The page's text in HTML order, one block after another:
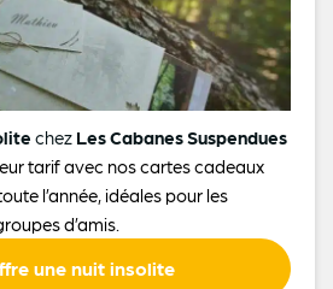
chez Les Cabanes Suspendues
tarif avec nos cartes cadeaux
l’année, idéales pour les
d’amis.
une nuit insolite